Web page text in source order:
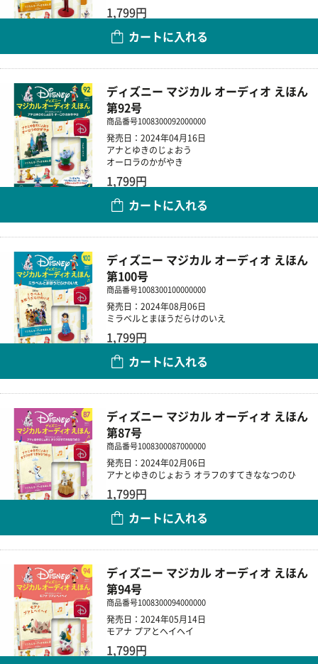
1,799円
カートに入れる
ディズニー マジカル オーディオ えほん
第92号
商品番号1008300092000000
発売日：2024年04月16日
アナとゆきのじょおう
オーロラのかがやき
1,799円
カートに入れる
ディズニー マジカル オーディオ えほん
第100号
商品番号1008300100000000
発売日：2024年08月06日
ミラベルとまほうだらけのいえ
1,799円
カートに入れる
ディズニー マジカル オーディオ えほん
第87号
商品番号1008300087000000
発売日：2024年02月06日
アナとゆきのじょおう オラフのすてきななつのひ
1,799円
カートに入れる
ディズニー マジカル オーディオ えほん
第94号
商品番号1008300094000000
発売日：2024年05月14日
モアナ プアとヘイヘイ
1,799円